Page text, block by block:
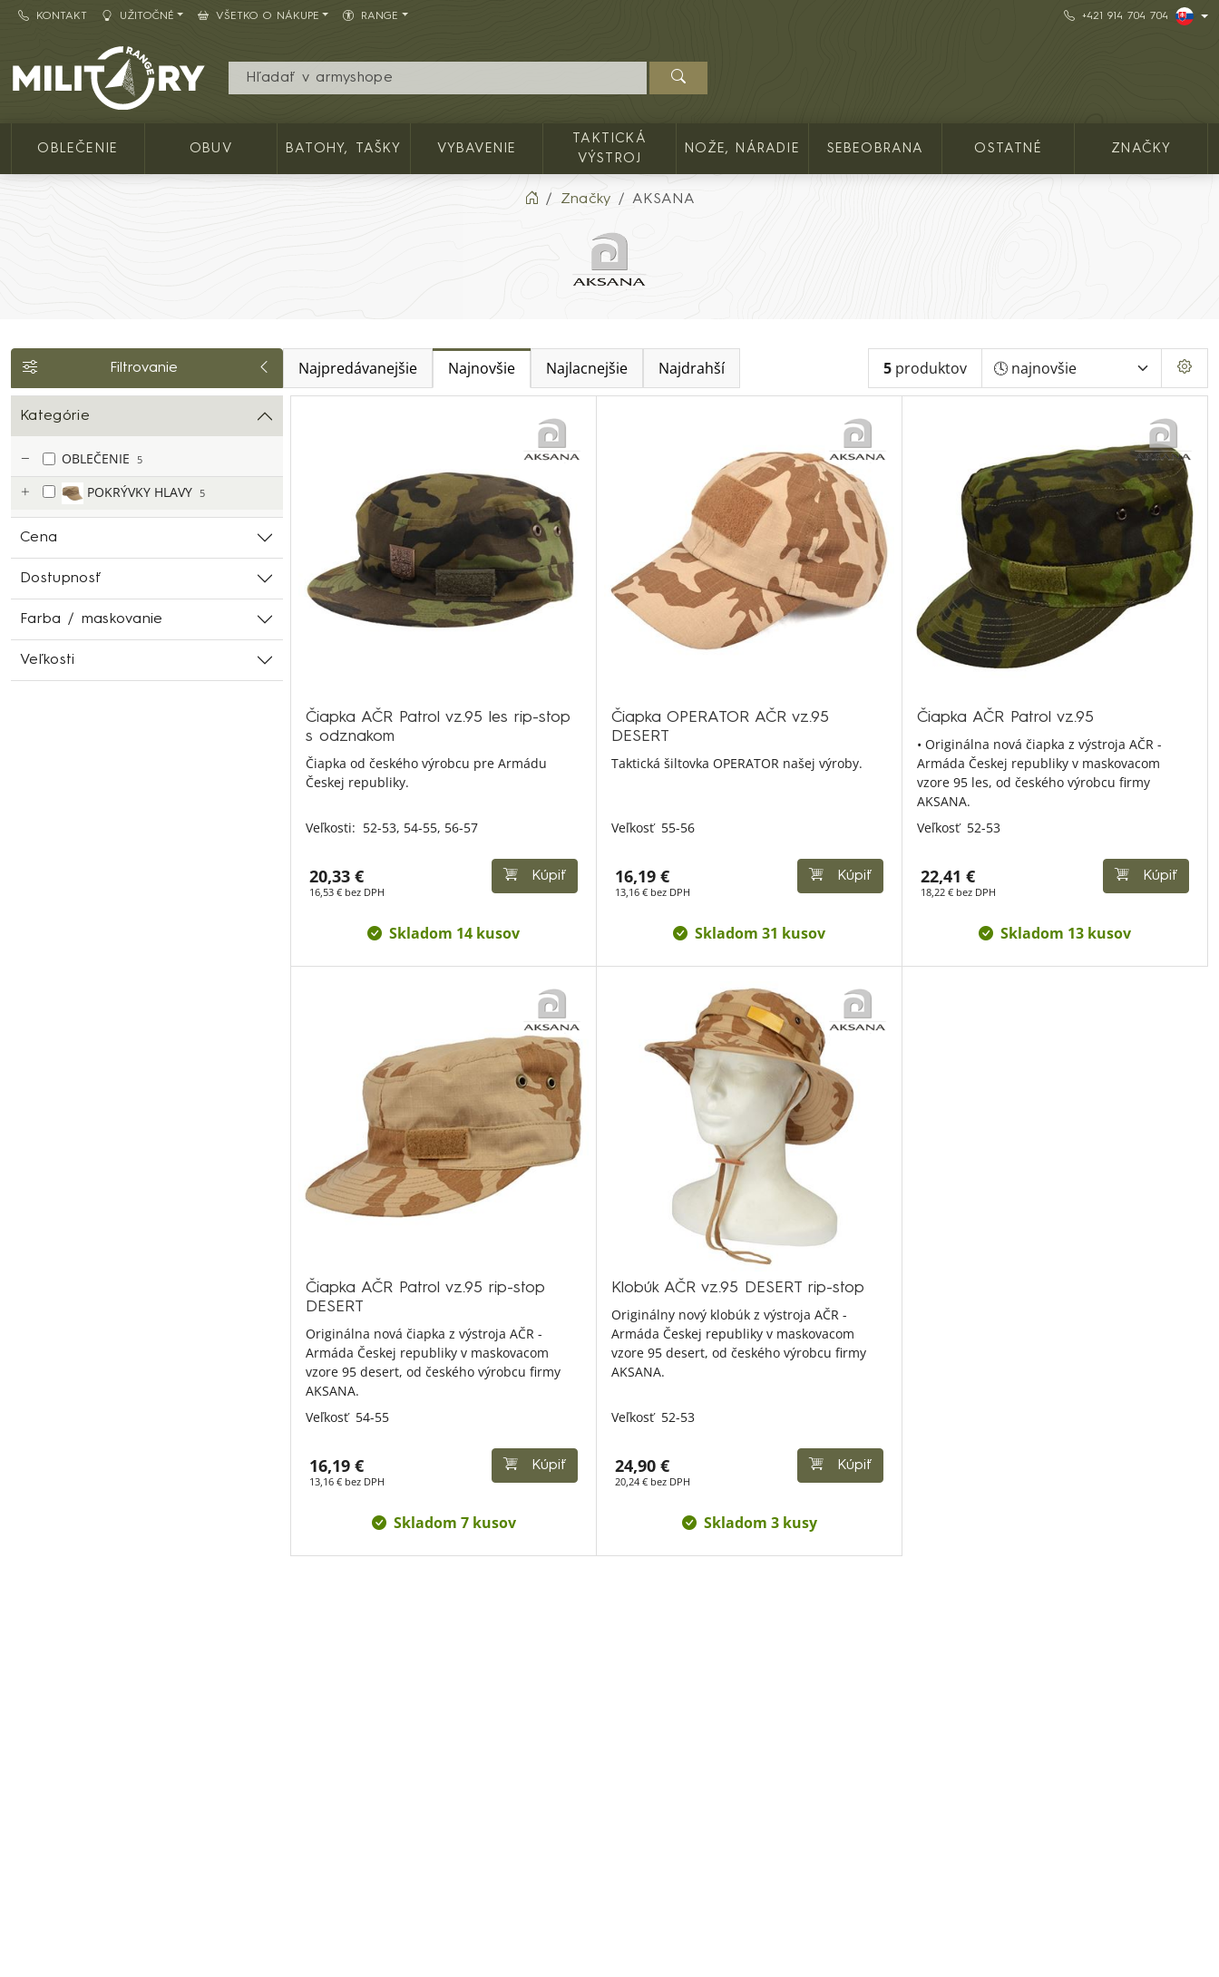
KONTAKT UŽITOČNÉ VŠETKO O NÁKUPE RANGE +421 914 704 704
Army shop MILITARY RANGE SK
OBLEČENIE OBUV BATOHY, TAŠKY VYBAVENIE
TAKTICKÁ
VÝSTROJ
NOŽE, NÁRADIE SEBEOBRANA OSTATNÉ ZNAČKY
Značky AKSANA
Filtrovanie Najpredávanejšie Najnovšie Najlacnejšie Najdrahší 5 produktov
Kategórie
OBLEČENIE 5
POKRÝVKY HLAVY 5
Cena
Dostupnosť
Farba / maskovanie
Veľkosti
Čiapka AČR Patrol vz.95 les rip-stop
s odznakom
Čiapka od českého výrobcu pre Armádu
Českej republiky.
Veľkosti: 52-53, 54-55, 56-57
20,33 €
16,53 € bez DPH
Kúpiť
Skladom 14 kusov
Čiapka OPERATOR AČR vz.95
DESERT
Taktická šiltovka OPERATOR našej výroby.
Veľkosť 55-56
16,19 €
13,16 € bez DPH
Kúpiť
Skladom 31 kusov
Čiapka AČR Patrol vz.95
• Originálna nová čiapka z výstroja AČR -
Armáda Českej republiky v maskovacom
vzore 95 les, od českého výrobcu firmy
AKSANA.
Veľkosť 52-53
22,41 €
18,22 € bez DPH
Kúpiť
Skladom 13 kusov
Čiapka AČR Patrol vz.95 rip-stop
DESERT
Originálna nová čiapka z výstroja AČR -
Armáda Českej republiky v maskovacom
vzore 95 desert, od českého výrobcu firmy
AKSANA.
Veľkosť 54-55
16,19 €
13,16 € bez DPH
Kúpiť
Skladom 7 kusov
Klobúk AČR vz.95 DESERT rip-stop
Originálny nový klobúk z výstroja AČR -
Armáda Českej republiky v maskovacom
vzore 95 desert, od českého výrobcu firmy
AKSANA.
Veľkosť 52-53
24,90 €
20,24 € bez DPH
Kúpiť
Skladom 3 kusy